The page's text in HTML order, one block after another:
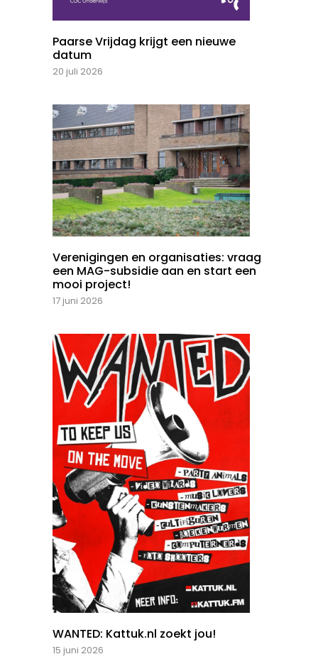
Paarse Vrijdag krijgt een nieuwe
datum
20 juli 2026
Verenigingen en organisaties: vraag
een MAG-subsidie aan en start een
mooi project!
17 juni 2026
WANTED: Kattuk.nl zoekt jou!
15 juni 2026